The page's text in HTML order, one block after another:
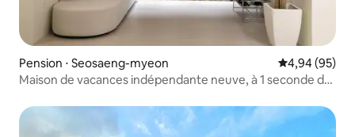
Pension ⋅ Seosaeng-myeon Évaluation
4,94 (95)
Maison de vacances indépendante neuve, à 1 seconde de